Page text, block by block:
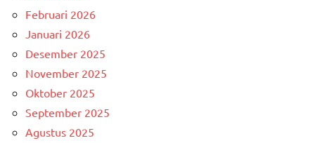
Februari 2026
Januari 2026
Desember 2025
November 2025
Oktober 2025
September 2025
Agustus 2025